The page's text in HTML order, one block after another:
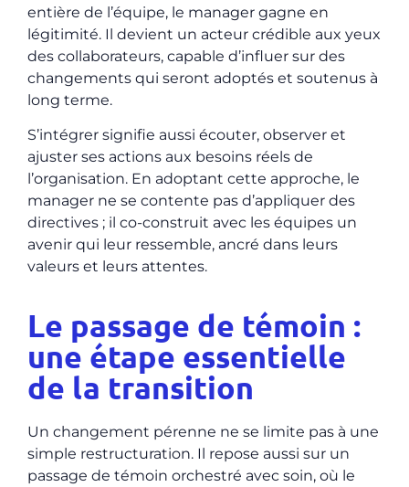
entière de l’équipe, le manager gagne en
légitimité. Il devient un acteur crédible aux yeux
des collaborateurs, capable d’influer sur des
changements qui seront adoptés et soutenus à
long terme.
S’intégrer signifie aussi écouter, observer et
ajuster ses actions aux besoins réels de
l’organisation. En adoptant cette approche, le
manager ne se contente pas d’appliquer des
directives ; il co-construit avec les équipes un
avenir qui leur ressemble, ancré dans leurs
valeurs et leurs attentes.
Le passage de témoin :
une étape essentielle
de la transition
Un changement pérenne ne se limite pas à une
simple restructuration. Il repose aussi sur un
passage de témoin orchestré avec soin, où le